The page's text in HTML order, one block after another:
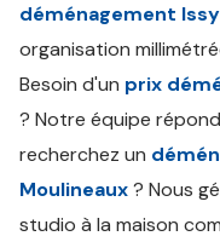
déménagement
organisation
Besoin d'un prix
? Notre équipe
recherchez un
Moulineaux? Nous
studio à la maison